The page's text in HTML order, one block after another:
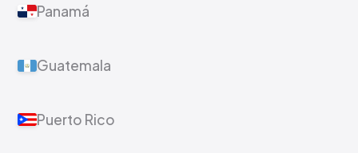
Panamá
Guatemala
Puerto Rico